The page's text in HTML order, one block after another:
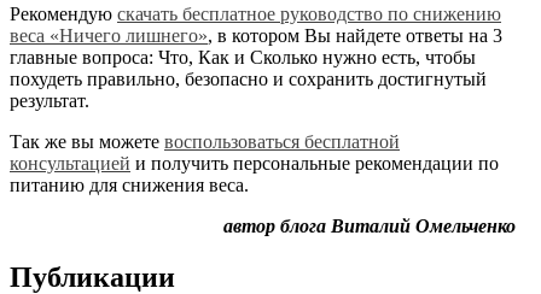
Рекомендую скачать бесплатное руководство по снижению
веса «Ничего лишнего», в котором Вы найдете ответы на 3
главные вопроса: Что, Как и Сколько нужно есть, чтобы
похудеть правильно, безопасно и сохранить достигнутый
результат.
Так же вы можете воспользоваться бесплатной
консультацией и получить персональные рекомендации по
питанию для снижения веса.
автор блога Виталий Омельченко
Публикации